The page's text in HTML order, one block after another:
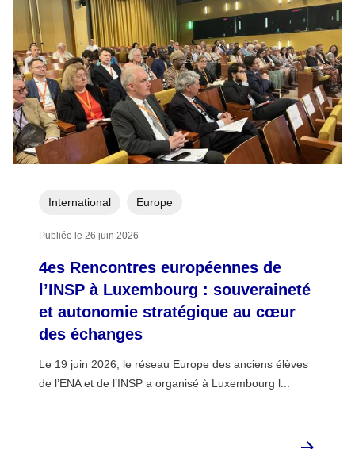
4es Rencontres européennes de
l’INSP à Luxembourg : souveraineté
et autonomie stratégique au cœur
des échanges
Le 19 juin 2026, le réseau Europe des anciens élèves
de l’ENA et de l’INSP a organisé à Luxembourg l...
International Europe
Publiée le 26 juin 2026